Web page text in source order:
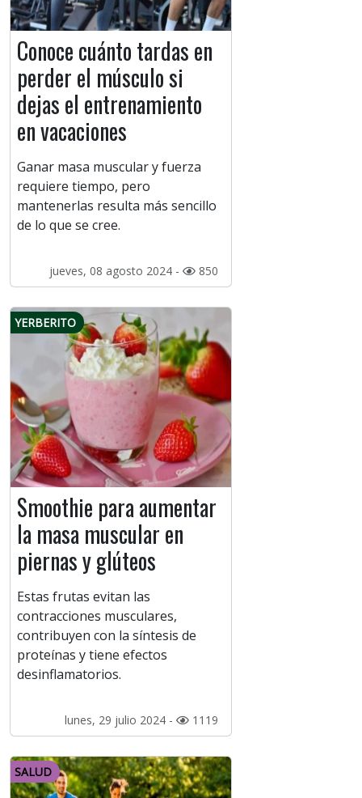
Conoce cuánto tardas en
perder el músculo si
dejas el entrenamiento
en vacaciones
Ganar masa muscular y fuerza
requiere tiempo, pero
mantenerlas resulta más sencillo
de lo que se cree.
jueves, 08 agosto 2024 - 850
YERBERITO
Smoothie para aumentar
la masa muscular en
piernas y glúteos
Estas frutas evitan las
contracciones musculares,
contribuyen con la síntesis de
proteínas y tiene efectos
desinflamatorios.
lunes, 29 julio 2024 - 1119
SALUD